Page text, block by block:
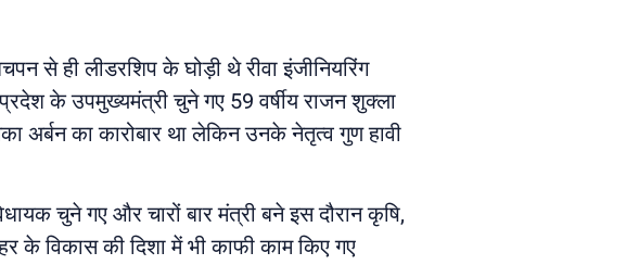
से ही लीडरशिप के घोड़ी थे रीवा इंजीनियरिंग
के उपमुख्यमंत्री चुने गए 59 वर्षीय राजन शुक्ला
अर्बन का कारोबार था लेकिन उनके नेतृत्व गुण हावी
चुने गए और चारों बार मंत्री बने इस दौरान कृषि,
के विकास की दिशा में भी काफी काम किए गए